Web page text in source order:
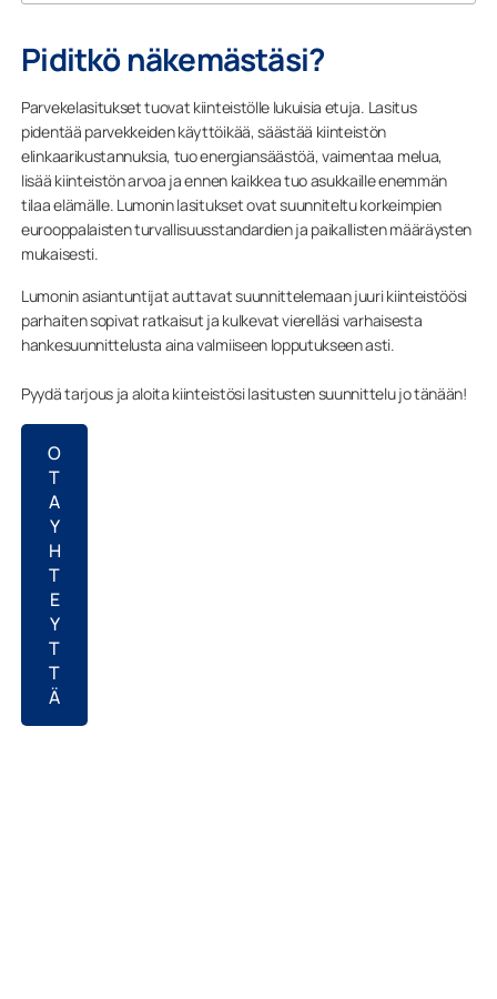
huolellisesti. Lähettämällä lomakkeen hyväksyt
tietosuojakäytäntömme.
Huom!Kuvat on tuotettu tekoälyn avulla.
Lumonizerin luomat visualisoinnit ovat tekoälyn
tekemiä luonnoksia, eivätkä välttämättä täysin
vastaa Lumon-parvekejulkisivun lopullista
ulkonäköä. Lumonin parvekelasitukset ovat aina
kehyksettömiä, toisin kuin joissain tekoälyn
tuottamissa kuvissa. Asiantuntijamme varmistavat
aina, että lopullinen ratkaisu soveltuu kiinteistöösi.
Piditkö näkemästäsi?
Parvekelasitukset tuovat kiinteistölle lukuisia etuja. Lasitus
pidentää parvekkeiden käyttöikää, säästää kiinteistön
elinkaarikustannuksia, tuo energiansäästöä, vaimentaa melua,
lisää kiinteistön arvoa ja ennen kaikkea tuo asukkaille enemmän
tilaa elämälle. Lumonin lasitukset ovat suunniteltu korkeimpien
eurooppalaisten turvallisuusstandardien ja paikallisten määräysten
mukaisesti.
Lumonin asiantuntijat auttavat suunnittelemaan juuri kiinteistöösi
parhaiten sopivat ratkaisut ja kulkevat vierelläsi varhaisesta
hankesuunnittelusta aina valmiiseen lopputukseen asti.
Pyydä tarjous ja aloita kiinteistösi lasitusten suunnittelu jo tänään!
O
T
A
Y
H
T
E
Y
T
T
Ä